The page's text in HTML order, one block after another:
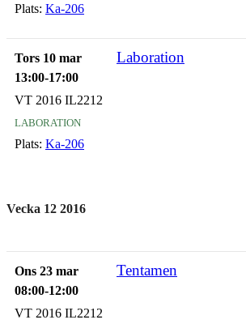
Plats: Ka-206
Tors 10 mar
13:00-17:00
Laboration
VT 2016 IL2212
laboration
Plats: Ka-206
Vecka 12 2016
Ons 23 mar
08:00-12:00
Tentamen
VT 2016 IL2212